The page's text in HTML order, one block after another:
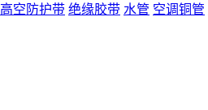
高空防护带 绝缘胶带 水管 空调铜管